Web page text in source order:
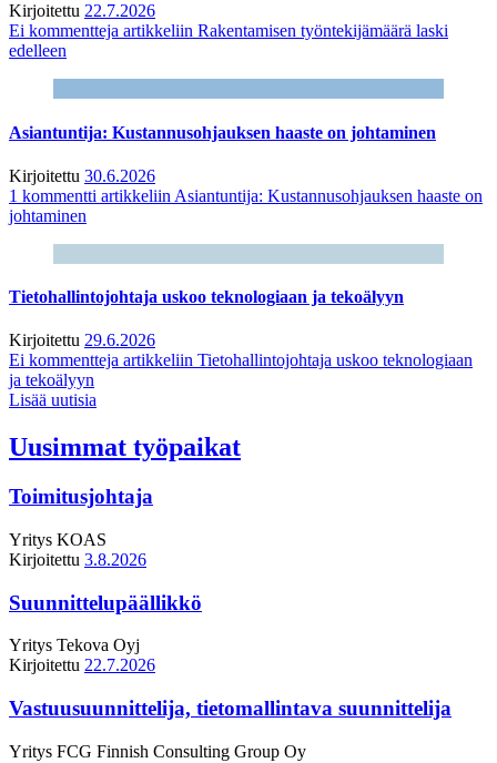
Kirjoitettu 22.7.2026
Ei kommentteja artikkeliin Rakentamisen työntekijämäärä laski
edelleen
Asiantuntija: Kustannusohjauksen haaste on johtaminen
Kirjoitettu 30.6.2026
1 kommentti artikkeliin Asiantuntija: Kustannusohjauksen haaste on
johtaminen
Tietohallintojohtaja uskoo teknologiaan ja tekoälyyn
Kirjoitettu 29.6.2026
Ei kommentteja artikkeliin Tietohallintojohtaja uskoo teknologiaan
ja tekoälyyn
Lisää uutisia
Uusimmat työpaikat
Toimitusjohtaja
Yritys KOAS
Kirjoitettu 3.8.2026
Suunnittelupäällikkö
Yritys Tekova Oyj
Kirjoitettu 22.7.2026
Vastuusuunnittelija, tietomallintava suunnittelija
Yritys FCG Finnish Consulting Group Oy